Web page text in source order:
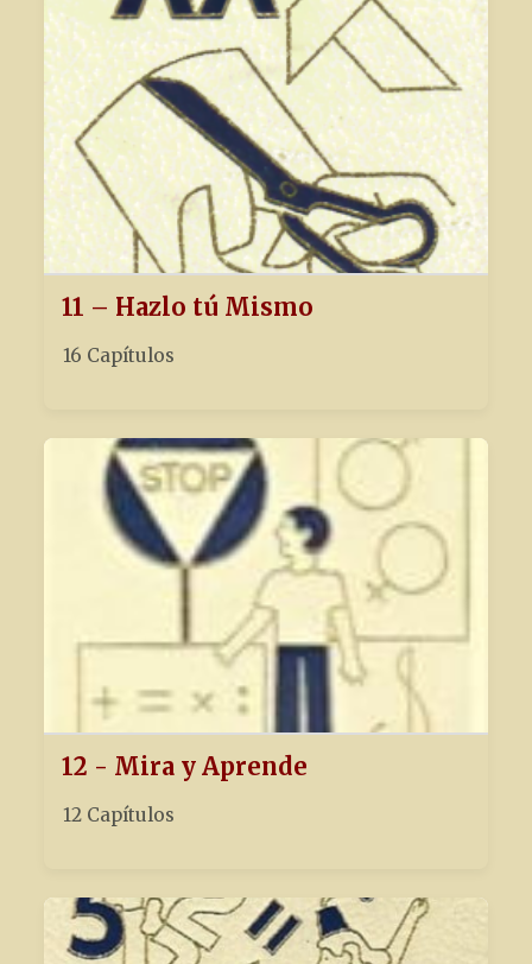
11 – Hazlo tú Mismo
16 Capítulos
12 - Mira y Aprende
12 Capítulos